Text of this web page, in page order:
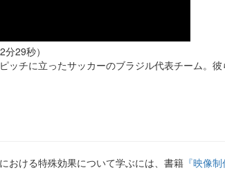
29秒）
ッチに立ったサッカーのブラジル代表チーム。
おける特殊効果について学ぶには、書籍 『映像